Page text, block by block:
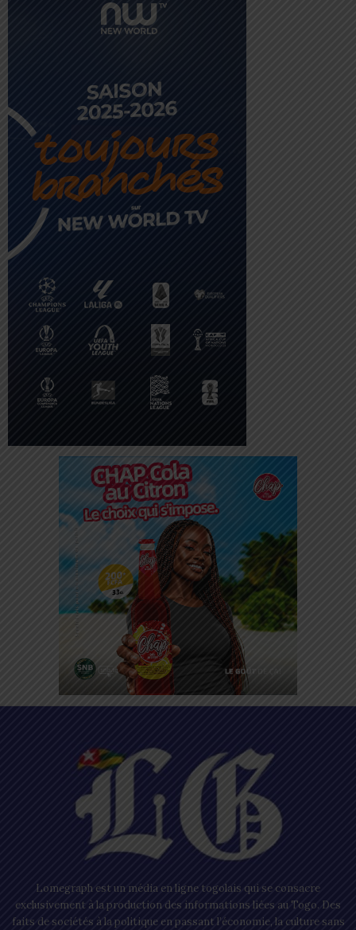
Lomegraph est un média en ligne togolais qui se consacre
exclusivement à la production des informations liées au Togo. Des
faits de sociétés à la politique en passant l’économie, la culture sans